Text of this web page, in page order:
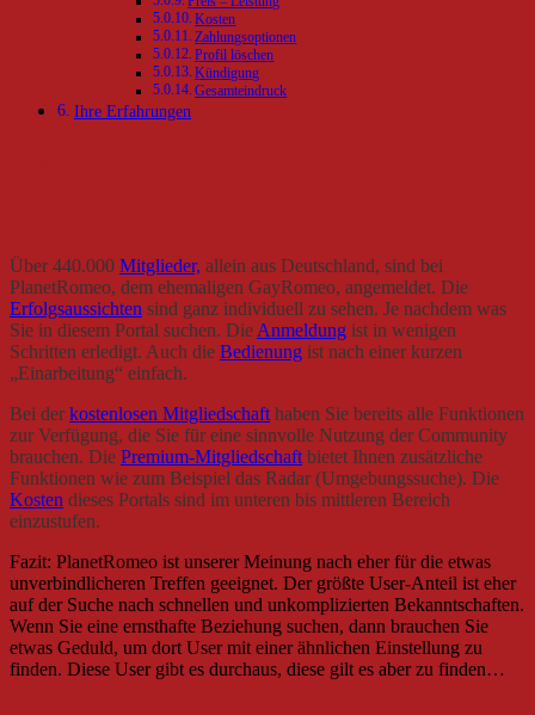
Kosten
Zahlungsoptionen
Profil löschen
Kündigung
Gesamteindruck
Ihre Erfahrungen
Über 440.000 Mitglieder, allein aus Deutschland, sind bei
PlanetRomeo, dem ehemaligen GayRomeo, angemeldet. Die
Erfolgsaussichten sind ganz individuell zu sehen. Je nachdem was
Sie in diesem Portal suchen. Die Anmeldung ist in wenigen
Schritten erledigt. Auch die Bedienung ist nach einer kurzen
„Einarbeitung“ einfach.
Bei der kostenlosen Mitgliedschaft haben Sie bereits alle Funktionen
zur Verfügung, die Sie für eine sinnvolle Nutzung der Community
brauchen. Die Premium-Mitgliedschaft bietet Ihnen zusätzliche
Funktionen wie zum Beispiel das Radar (Umgebungssuche). Die
Kosten dieses Portals sind im unteren bis mittleren Bereich
einzustufen.
Fazit: PlanetRomeo ist unserer Meinung nach eher für die etwas
unverbindlicheren Treffen geeignet. Der größte User-Anteil ist eher
auf der Suche nach schnellen und unkomplizierten Bekanntschaften.
Wenn Sie eine ernsthafte Beziehung suchen, dann brauchen Sie
etwas Geduld, um dort User mit einer ähnlichen Einstellung zu
finden. Diese User gibt es durchaus, diese gilt es aber zu finden…